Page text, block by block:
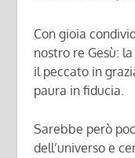
Con gioia
nostro re Gesù:
il peccato in
paura in fiducia.
Sarebbe però
dell’universo e